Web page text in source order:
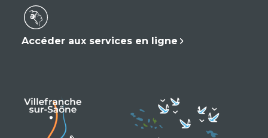
Accéder aux services en ligne